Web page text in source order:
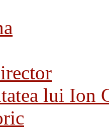
lui Ion